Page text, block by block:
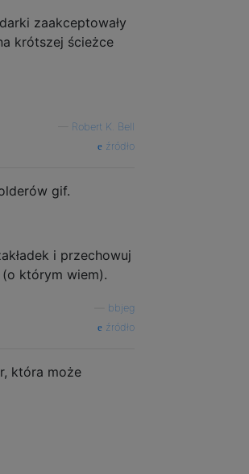
zaakceptowały
krótszej ścieżce
Robert K. Bell
źródło
gif.
i przechowuj
którym wiem).
bbjeg
źródło
która może